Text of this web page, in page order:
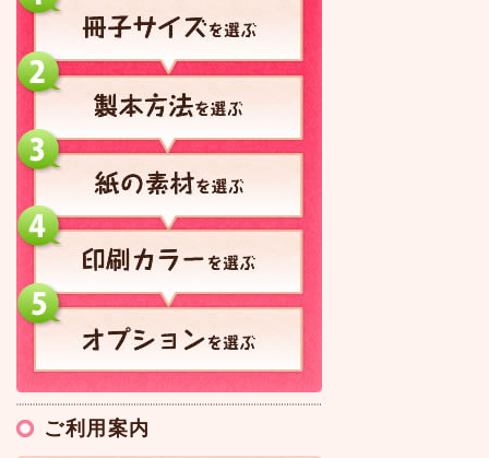
ご利用案内